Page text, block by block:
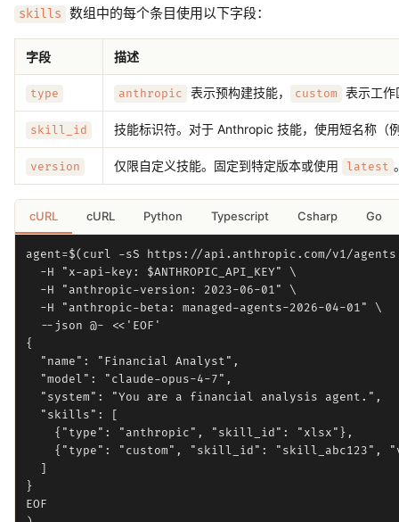
skills 数组中的每个条目使用以下字段：
字段 描述
type anthropic 表示预构建技能， custom 表示工作
skill_id 技能标识符。对于 Anthropic 技能，使用短名称（
version 仅限自定义技能。固定到特定版本或使用 latest
cURL cURL Python Typescript Csharp Go
agent=$(curl -sS https://api.anthropic.com/v1/
  -H "x-api-key: $ANTHROPIC_API_KEY" \
  -H "anthropic-version: 2023-06-01" \
  -H "anthropic-beta: managed-agents-2026-04-01" \
  --json @- <<'EOF'
{
  "name": "Financial Analyst",
  "model": "claude-opus-4-7",
  "system": "You are a financial analysis agent.",
  "skills": [
    {"type": "anthropic", "skill_id": "xlsx"},
{"type": "custom", "skill_id": "skill_abc123",
  ]
}
EOF